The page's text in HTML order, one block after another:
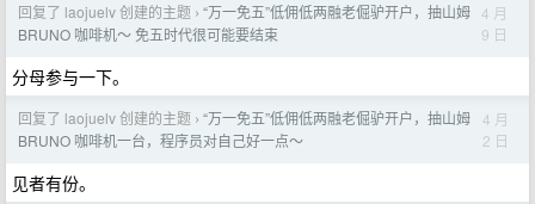
回复了 laojuelv 创建的主题 › “万一免五”低佣低两融老倔驴开户，抽山姆
BRUNO 咖啡机～ 免五时代很可能要结束
4 月
9 日
分母参与一下。
回复了 laojuelv 创建的主题 › “万一免五”低佣低两融老倔驴开户，抽山姆
BRUNO 咖啡机一台，程序员对自己好一点～
4 月
2 日
见者有份。